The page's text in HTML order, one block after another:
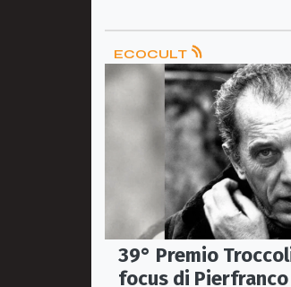
ECOCULT
39° Premio
focus di Pierfranco